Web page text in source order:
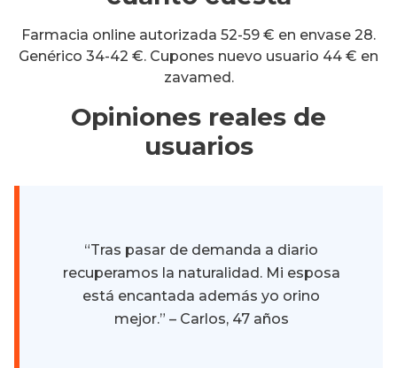
Farmacia online autorizada 52-59 € en envase 28.
Genérico 34-42 €. Cupones nuevo usuario 44 € en
zavamed.
Opiniones reales de
usuarios
“Tras pasar de demanda a diario
recuperamos la naturalidad. Mi esposa
está encantada además yo orino
mejor.” – Carlos, 47 años